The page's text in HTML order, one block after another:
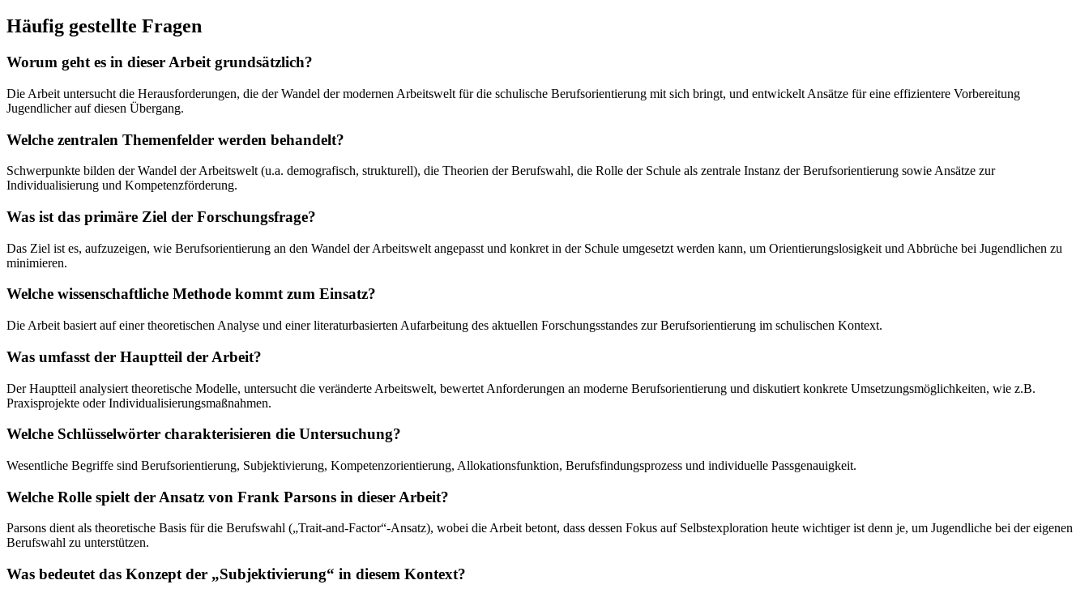
Häufig gestellte Fragen
Worum geht es in dieser Arbeit grundsätzlich?
Die Arbeit untersucht die Herausforderungen, die der Wandel der modernen Arbeitswelt für die schulische Berufsorientierung mit sich bringt, und entwickelt Ansätze für eine effizientere Vorbereitung
Jugendlicher auf diesen Übergang.
Welche zentralen Themenfelder werden behandelt?
Schwerpunkte bilden der Wandel der Arbeitswelt (u.a. demografisch, strukturell), die Theorien der Berufswahl, die Rolle der Schule als zentrale Instanz der Berufsorientierung sowie Ansätze zur
Individualisierung und Kompetenzförderung.
Was ist das primäre Ziel der Forschungsfrage?
Das Ziel ist es, aufzuzeigen, wie Berufsorientierung an den Wandel der Arbeitswelt angepasst und konkret in der Schule umgesetzt werden kann, um Orientierungslosigkeit und Abbrüche bei Jugendlichen zu
minimieren.
Welche wissenschaftliche Methode kommt zum Einsatz?
Die Arbeit basiert auf einer theoretischen Analyse und einer literaturbasierten Aufarbeitung des aktuellen Forschungsstandes zur Berufsorientierung im schulischen Kontext.
Was umfasst der Hauptteil der Arbeit?
Der Hauptteil analysiert theoretische Modelle, untersucht die veränderte Arbeitswelt, bewertet Anforderungen an moderne Berufsorientierung und diskutiert konkrete Umsetzungsmöglichkeiten, wie z.B.
Praxisprojekte oder Individualisierungsmaßnahmen.
Welche Schlüsselwörter charakterisieren die Untersuchung?
Wesentliche Begriffe sind Berufsorientierung, Subjektivierung, Kompetenzorientierung, Allokationsfunktion, Berufsfindungsprozess und individuelle Passgenauigkeit.
Welche Rolle spielt der Ansatz von Frank Parsons in dieser Arbeit?
Parsons dient als theoretische Basis für die Berufswahl („Trait-and-Factor“-Ansatz), wobei die Arbeit betont, dass dessen Fokus auf Selbstexploration heute wichtiger ist denn je, um Jugendliche bei der eigenen
Berufswahl zu unterstützen.
Was bedeutet das Konzept der „Subjektivierung“ in diesem Kontext?